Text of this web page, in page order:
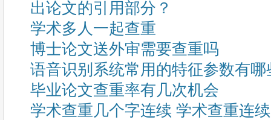
出论文的引用部分？
学术多人一起查重
博士论文送外审需要查重吗
语音识别系统常用的特征参数有哪
毕业论文查重率有几次机会
学术查重几个字连续 学术查重连